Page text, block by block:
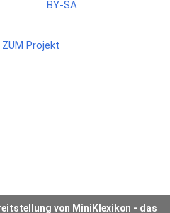
von MiniKlexikon - das